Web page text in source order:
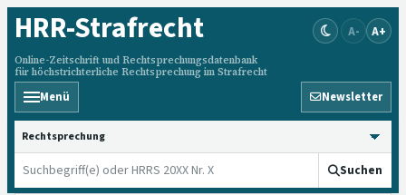
HRR-Strafrecht
Online-Zeitschrift und Rechtsprechungsdatenbank
für höchstrichterliche Rechtsprechung im Strafrecht
A- A+
Menü Newsletter
HRRS durchsuchen
Suchen